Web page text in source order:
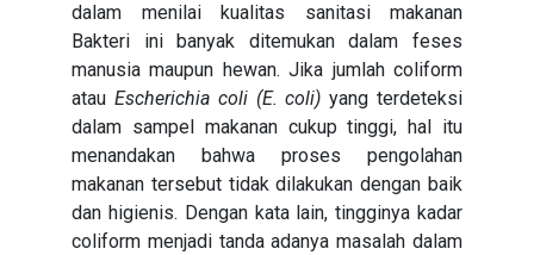
dalam menilai kualitas sanitasi makanan
Bakteri ini banyak ditemukan dalam feses
manusia maupun hewan. Jika jumlah coliform
atau Escherichia coli (E. coli) yang terdeteksi
dalam sampel makanan cukup tinggi, hal itu
menandakan bahwa proses pengolahan
makanan tersebut tidak dilakukan dengan baik
dan higienis. Dengan kata lain, tingginya kadar
coliform menjadi tanda adanya masalah dalam